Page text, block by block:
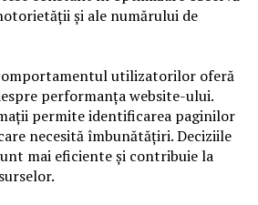
și ale numărului de
utilizatorilor oferă
performanța website-ului.
permite identificarea paginilor
necesită îmbunătățiri. Deciziile
mai eficiente și contribuie la